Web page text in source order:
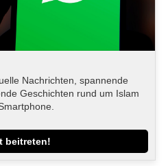
Nachrichten, spannende
Geschichten rund um Islam
beitreten!